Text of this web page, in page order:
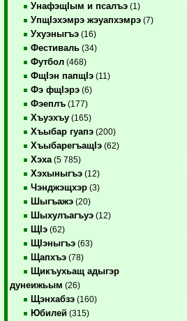
УнафэщIым и псалъэ (1)
УпщIэхэмрэ жэуапхэмрэ (7)
Ухуэныгъэ (16)
Фестиваль (34)
Футбол (468)
ФщIэн папщIэ (11)
Фэ фщIэрэ (6)
Фэеплъ (177)
Хъуэхъу (165)
Хъыбар гуапэ (200)
ХъыбарегъащIэ (62)
Хэха (5 785)
Хэхыныгъэ (12)
Чэнджэщхэр (3)
Шыгъажэ (20)
Шыхулъагъуэ (12)
ЩIэ (62)
ЩIэныгъэ (63)
Щапхъэ (78)
Щикъухьащ адыгэр
дунеижьым (26)
Щэнхабзэ (160)
Юбилей (315)